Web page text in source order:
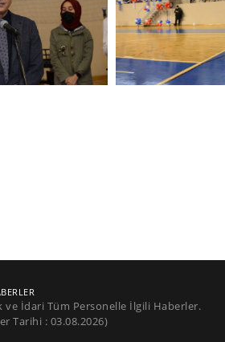
ve İdari Tüm Personelle İlgili Haberler.
Tarihi : 03.08.2026)